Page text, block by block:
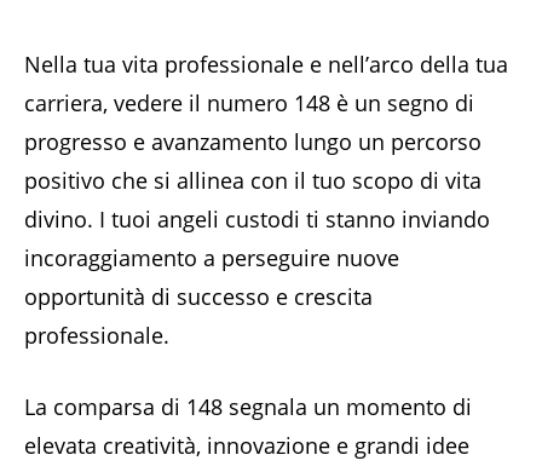
Nella tua vita professionale e nell’arco della tua
carriera, vedere il numero 148 è un segno di
progresso e avanzamento lungo un percorso
positivo che si allinea con il tuo scopo di vita
divino. I tuoi angeli custodi ti stanno inviando
incoraggiamento a perseguire nuove
opportunità di successo e crescita
professionale.
La comparsa di 148 segnala un momento di
elevata creatività, innovazione e grandi idee